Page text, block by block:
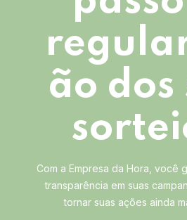
ão dos
Com a Empresa da Hora, você
transparência em suas
tornar suas ações ainda